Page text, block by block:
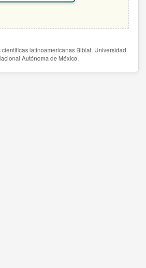
latinoamericanas Biblat. Universidad
Autónoma de México.